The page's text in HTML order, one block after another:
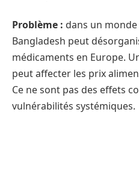
Problème : dans un
Bangladesh peut
médicaments en Europe.
peut affecter les prix
Ce ne sont pas des effets
vulnérabilités systémiques.